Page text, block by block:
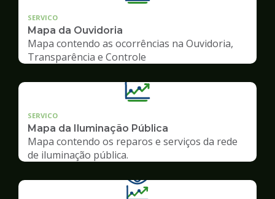
SERVICO
Mapa da Ouvidoria
Mapa contendo as ocorrências na Ouvidoria,
Transparência e Controle
SERVICO
Mapa da Iluminação Pública
Mapa contendo os reparos e serviços da rede
de iluminação pública.
Ilustração